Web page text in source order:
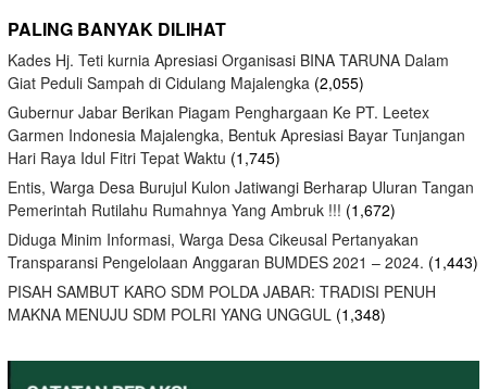
PALING BANYAK DILIHAT
Kades Hj. Teti kurnia Apresiasi Organisasi BINA TARUNA Dalam
Giat Peduli Sampah di Cidulang Majalengka (2,055)
Gubernur Jabar Berikan Piagam Penghargaan Ke PT. Leetex
Garmen Indonesia Majalengka, Bentuk Apresiasi Bayar Tunjangan
Hari Raya Idul Fitri Tepat Waktu (1,745)
Entis, Warga Desa Burujul Kulon Jatiwangi Berharap Uluran Tangan
Pemerintah Rutilahu Rumahnya Yang Ambruk !!! (1,672)
Diduga Minim Informasi, Warga Desa Cikeusal Pertanyakan
Transparansi Pengelolaan Anggaran BUMDES 2021 – 2024. (1,443)
PISAH SAMBUT KARO SDM POLDA JABAR: TRADISI PENUH
MAKNA MENUJU SDM POLRI YANG UNGGUL (1,348)